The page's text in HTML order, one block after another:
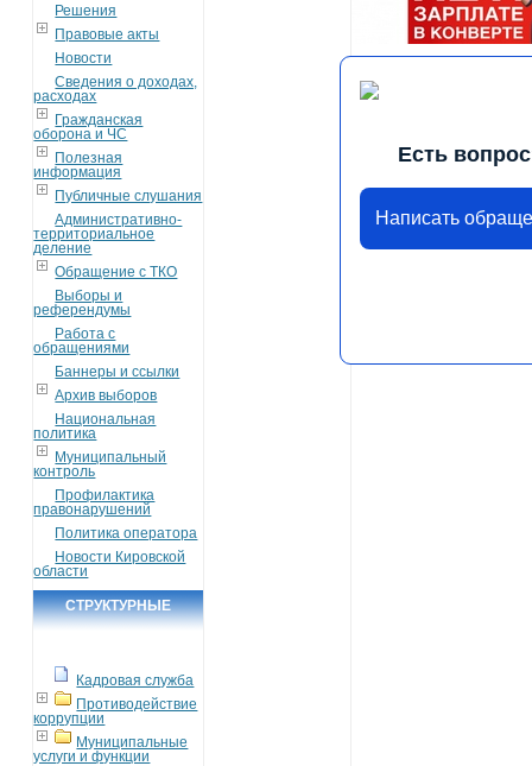
Решения
Правовые акты
Новости
Сведения о доходах,
расходах
Гражданская
оборона и ЧС
Полезная
информация
Публичные слушания
Административно-
территориальное
деление
Обращение с ТКО
Выборы и
референдумы
Работа с
обращениями
Баннеры и ссылки
Архив выборов
Национальная
политика
Муниципальный
контроль
Профилактика
правонарушений
Политика оператора
Новости Кировской
области
СТРУКТУРНЫЕ
Кадровая служба
Противодействие
коррупции
Муниципальные
услуги и функции
Есть
Написать